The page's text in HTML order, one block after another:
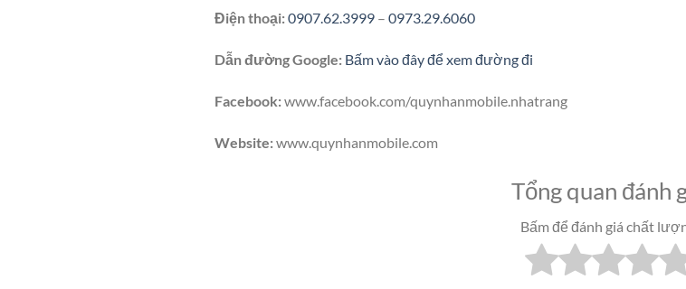
Điện thoại:0907.62.3999 – 0973.29.6060
Dẫn đường Google: Bấm vào đây để xem đường đi
Facebook:www.facebook.com/quynhanmobile.nhatrang
Website:www.quynhanmobile.com
Tổng quan đánh
Bấm để đánh giá chất